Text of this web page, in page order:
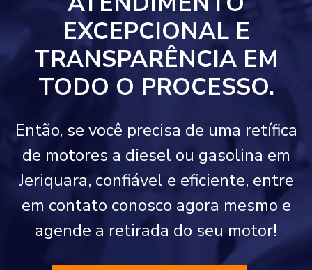
EXCEPCIONAL E
TRANSPARÊNCIA EM
TODO O PROCESSO.
Então, se você precisa de uma retífica
de motores a diesel ou gasolina em
Jeriquara, confiável e eficiente, entre
em contato conosco agora mesmo e
agende a retirada do seu motor!